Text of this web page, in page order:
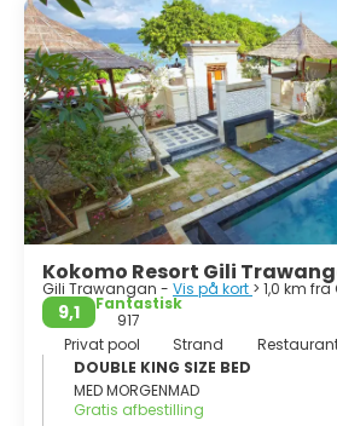
Kokomo Resort Gili
Gili Trawangan - Vis på kort > 1,0 km
9,1
Fantastisk
917
Privat pool
Strand
DOUBLE KING SIZE BED
MED MORGENMAD
Gratis afbestilling